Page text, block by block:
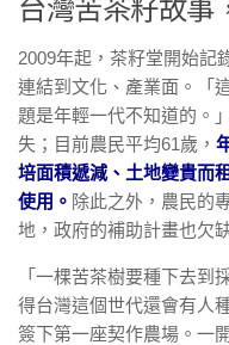
台灣苦茶籽故事
2009年起，茶籽堂開始記
連結到文化、產業面。「
題是年輕一代不知道的。
失；目前農民平均61歲，
培面積遞減、土地變貴而
使用。 除此之外，農民的
地，政府的補助計畫也欠
「一棵苦茶樹要種下去到
得台灣這個世代還會有人
簽下第一座契作農場。一